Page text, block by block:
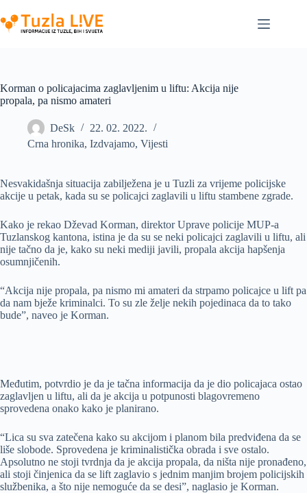
to
content
Korman o policajacima zaglavljenim u liftu: Akcija nije
propala, pa nismo amateri
DeSk
22. 02. 2022.
Crna hronika, Izdvajamo, Vijesti
Nesvakidašnja situacija zabilježena je u Tuzli za vrijeme policijske
akcije u petak, kada su se policajci zaglavili u liftu stambene zgrade.
Kako je rekao Dževad Korman, direktor Uprave policije MUP-a
Tuzlanskog kantona, istina je da su se neki policajci zaglavili u liftu, ali
nije tačno da je, kako su neki mediji javili, propala akcija hapšenja
osumnjičenih.
“Akcija nije propala, pa nismo mi amateri da strpamo policajce u lift pa
da nam bježe kriminalci. To su zle želje nekih pojedinaca da to tako
bude”, naveo je Korman.
Međutim, potvrdio je da je tačna informacija da je dio policajaca ostao
zaglavljen u liftu, ali da je akcija u potpunosti blagovremeno
sprovedena onako kako je planirano.
“Lica su sva zatečena kako su akcijom i planom bila predviđena da se
liše slobode. Sprovedena je kriminalistička obrada i sve ostalo.
Apsolutno ne stoji tvrdnja da je akcija propala, da ništa nije pronađeno,
ali stoji činjenica da se lift zaglavio s jednim manjim brojem policijskih
službenika, a što nije nemoguće da se desi”, naglasio je Korman.